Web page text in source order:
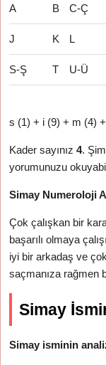
A B C-Ç
J K L
S-Ş T U-Ü
s (1) + i (9) + m (4)
Kader sayınız4.
yorumunuzu
Simay Numeroloji
Çok çalışkan bir
başarılı olmaya
iyi bir arkadaş ve
saçmanıza rağmen
Simay
Simay isminin